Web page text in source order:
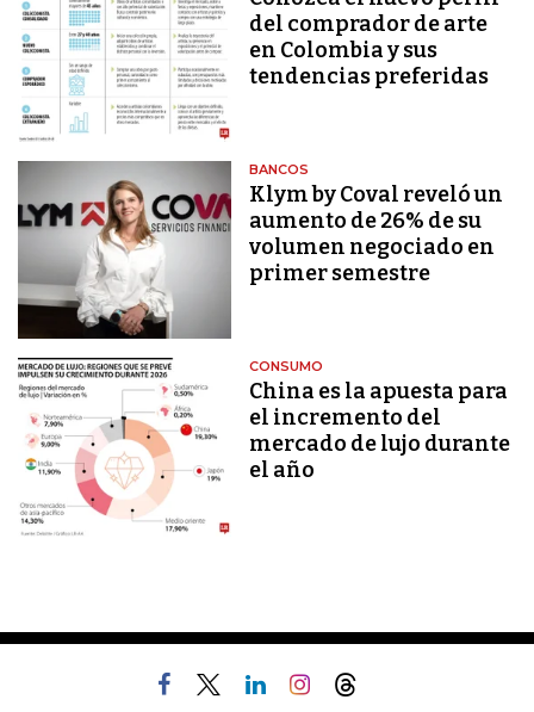
del comprador de arte
en Colombia y sus
tendencias preferidas
BANCOS
Klym by Coval reveló un
aumento de 26% de su
volumen negociado en
primer semestre
CONSUMO
China es la apuesta para
el incremento del
mercado de lujo durante
el año